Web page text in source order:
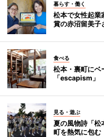
暮らす・働く
松本で女性起
賞の赤沼留美子
食べる
松本・裏町にベ
「escapism」
見る・遊ぶ
夏の風物詩「
町を熱気に包む